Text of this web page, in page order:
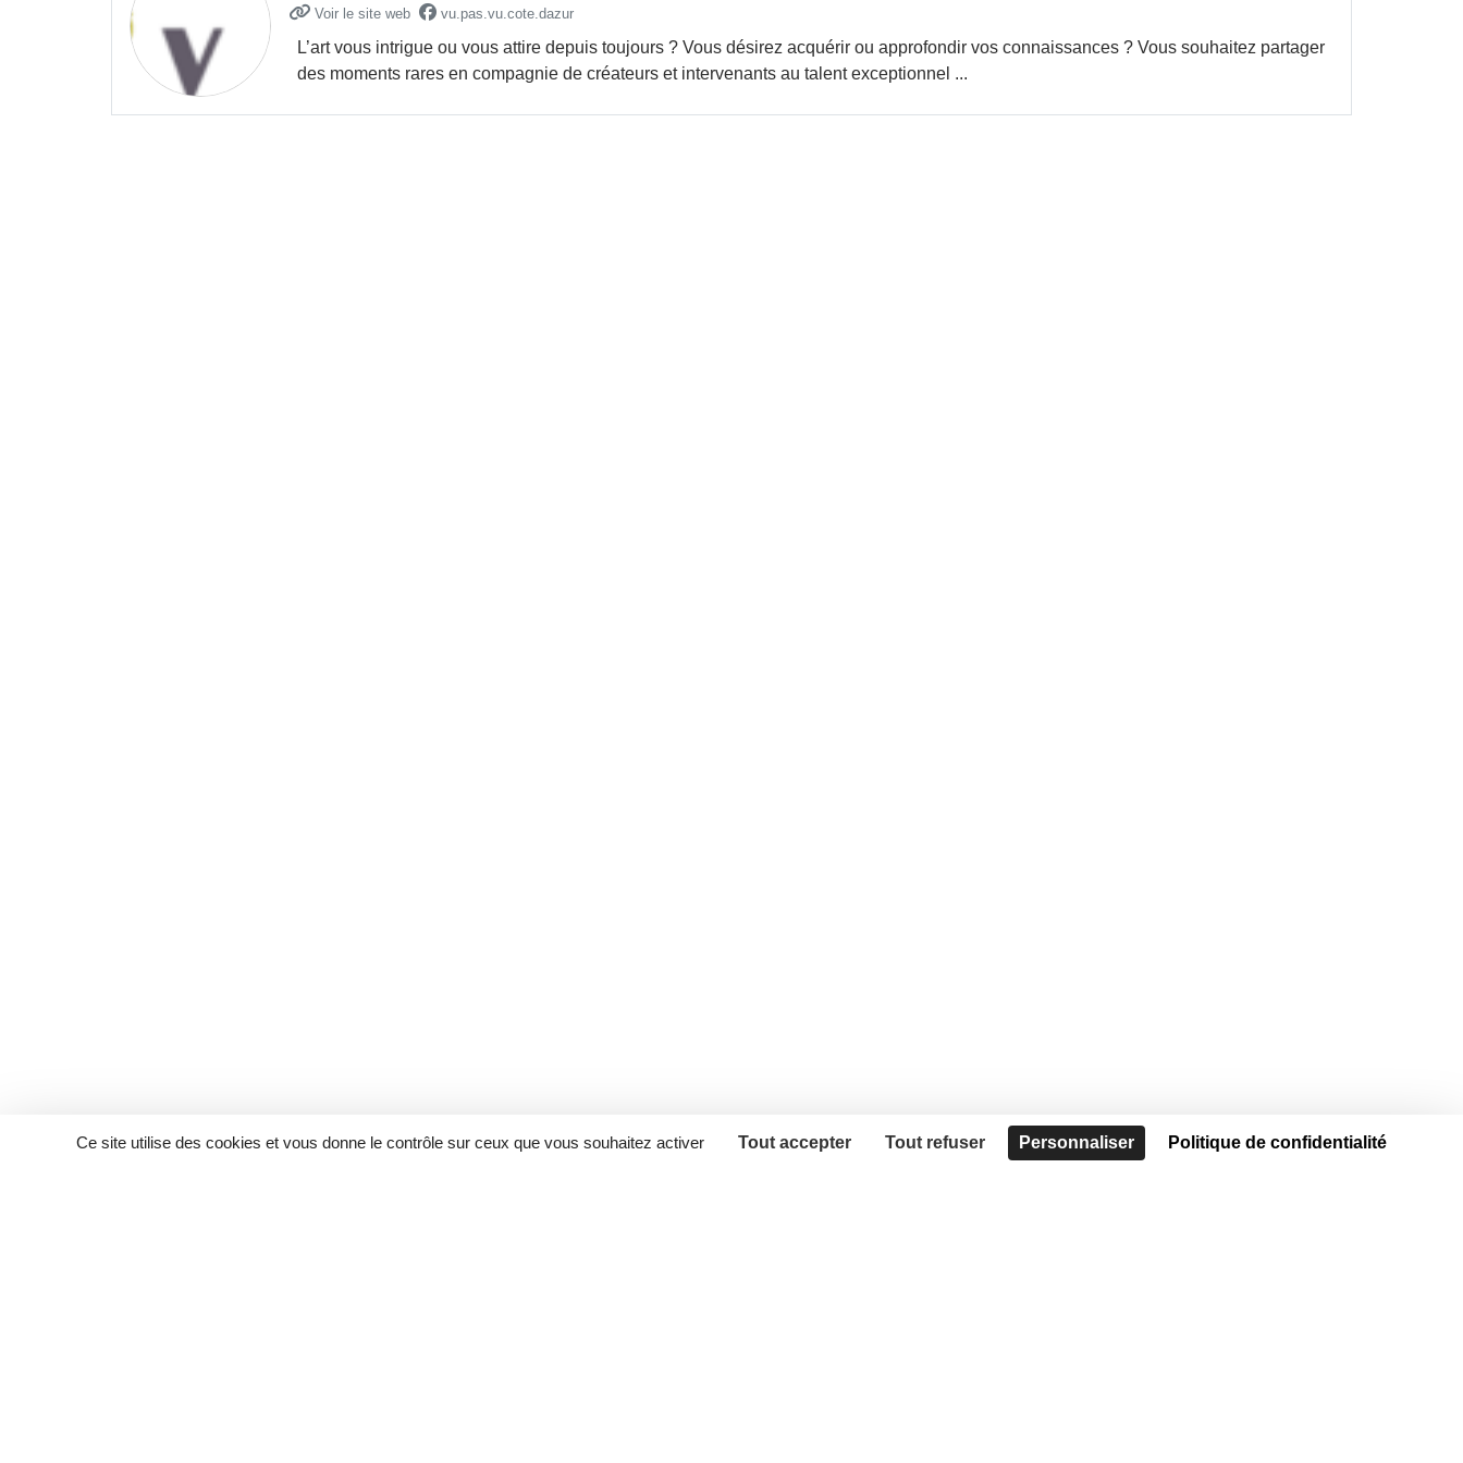
Voir le site web vu.pas.vu.cote.dazur
L’art vous intrigue ou vous attire depuis toujours ? Vous désirez acquérir ou approfondir vos connaissances ? Vous souhaitez partager
des moments rares en compagnie de créateurs et intervenants au talent exceptionnel ...
Ce site utilise des cookies et vous donne le contrôle sur ceux que vous souhaitez activer Tout accepter Tout refuser Personnaliser Politique de confidentialité